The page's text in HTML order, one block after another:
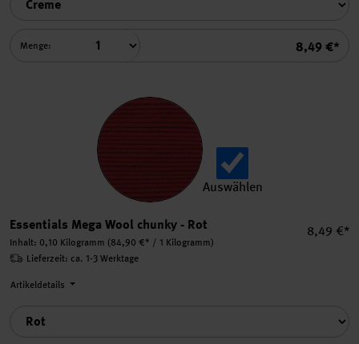
Summe
8,49 €*
Menge:
Auswählen
Essentials Mega Wool chunky - Rot
Inhalt: 0,10 Kilogramm (84,90 €* / 1 Kilogramm)
8,49 €*
Lieferzeit: ca. 1-3 Werktage
Artikeldetails